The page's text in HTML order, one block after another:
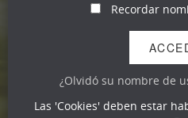
Recordar
¿Olvidó su nombre de
Las 'Cookies' deben estar